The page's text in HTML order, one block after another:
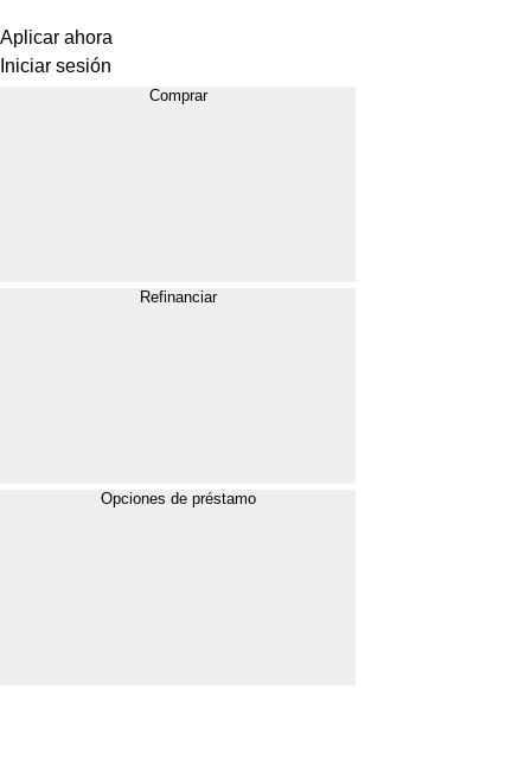
Aplicar ahora
Iniciar sesión
Comprar
Refinanciar
Opciones de préstamo